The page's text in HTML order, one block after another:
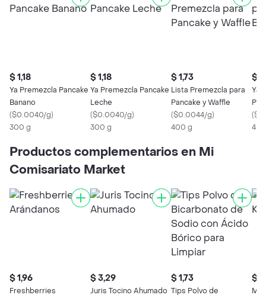
$ 1,18
Ya Premezcla Pancake
Banano
($0.0040/g)
300 g
$ 1,18
Ya Premezcla Pancake
Leche
($0.0040/g)
300 g
$ 1,73
Lista Premezcla para
Pancake y Waffle
($0.0044/g)
400 g
$
Ya
(
Productos complementarios en Mi
Comisariato Market
$ 1,96
Freshberries
$ 3,29
Juris Tocino Ahumado
$ 1,73
Tips Polvo de
$